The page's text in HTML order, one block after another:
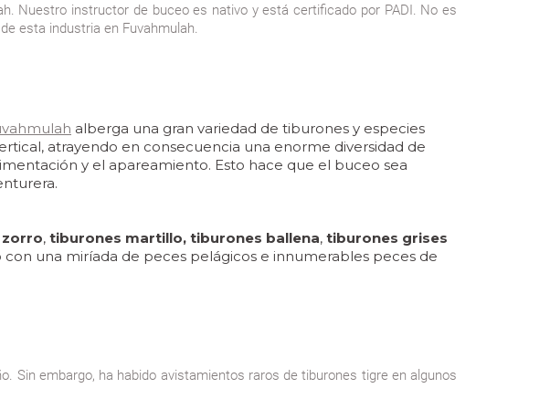
Nuestro instructor de buceo es nativo y está certificado por PADI. No es
esta industria en Fuvahmulah.
alberga una gran variedad de tiburones y especies
atrayendo en consecuencia una enorme diversidad de
y el apareamiento. Esto hace que el buceo sea
, tiburones martillo, tiburones ballena, tiburones grises
con una miríada de peces pelágicos e innumerables peces de
Sin embargo, ha habido avistamientos raros de tiburones tigre en algunos